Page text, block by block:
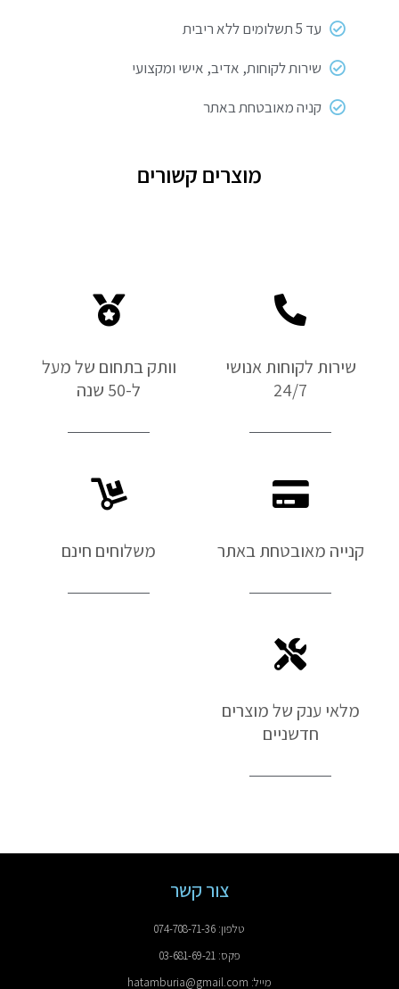
עד 5 תשלומים ללא ריבית
שירות לקוחות, אדיב, אישי ומקצועי
קניה מאובטחת באתר
מוצרים קשורים
שירות לקוחות אנושי
24/7
וותק בתחום של מעל
ל-50 שנה
קנייה מאובטחת באתר משלוחים חינם
מלאי ענק של מוצרים
חדשניים
צור קשר
טלפון: 074-708-71-36
פקס: 03-681-69-21
מייל: hatamburia@gmail.com